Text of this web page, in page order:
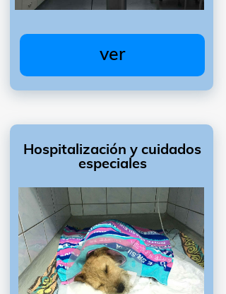
ver
Hospitalización y cuidados
especiales